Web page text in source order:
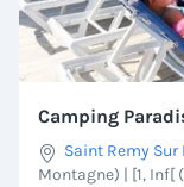
Camping
Saint Remy Sur
Montagne) | [1, Inf[